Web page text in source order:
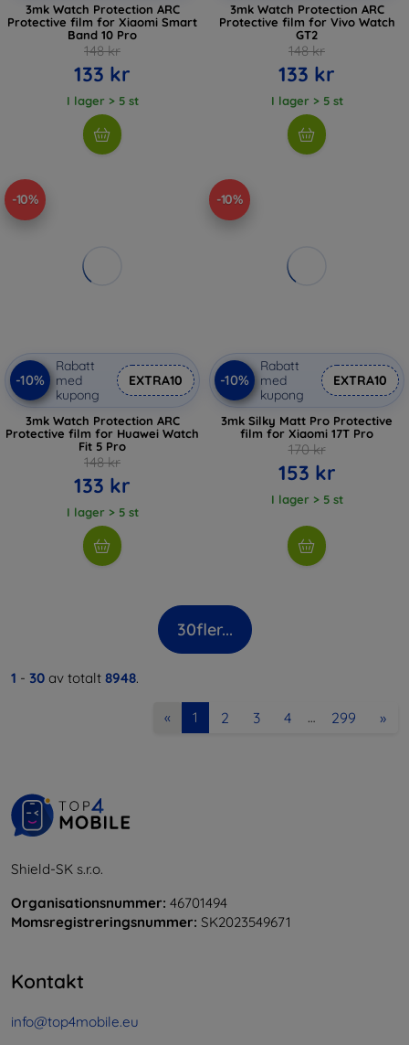
3mk Watch Protection ARC
Protective film for Xiaomi Smart
Band 10 Pro
148 kr
133 kr
I lager > 5 st
3mk Watch Protection ARC
Protective film for Vivo Watch
GT2
148 kr
133 kr
I lager > 5 st
-10%
-10%
Rabatt
med
kupong
EXTRA10
3mk Watch Protection ARC
Protective film for Huawei Watch
Fit 5 Pro
148 kr
133 kr
I lager > 5 st
-10%
-10%
Rabatt
med
kupong
EXTRA10
3mk Silky Matt Pro Protective
film for Xiaomi 17T Pro
170 kr
153 kr
I lager > 5 st
30fler...
1 - 30 av totalt 8948.
« 1 2 3 4 … 299 »
Shield-SK s.r.o.
Organisationsnummer: 46701494
Momsregistreringsnummer: SK2023549671
Kontakt
info@top4mobile.eu